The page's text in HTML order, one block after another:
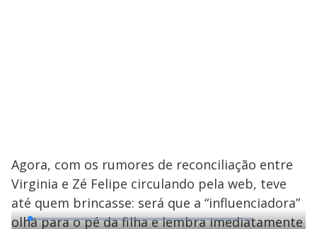
Agora, com os rumores de reconciliação entre
Virginia e Zé Felipe circulando pela web, teve
até quem brincasse: será que a “influenciadora”
olha para o pé da filha e lembra imediatamente
L